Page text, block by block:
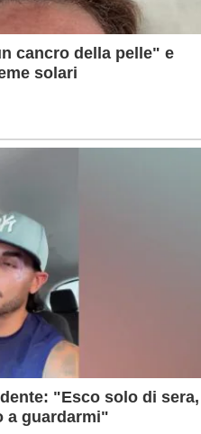
cancro della pelle" e
solari
"Esco solo di
a guardarmi"